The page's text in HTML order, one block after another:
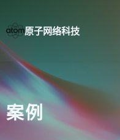
content原子网络科技
案例